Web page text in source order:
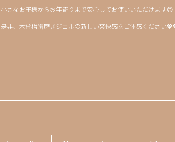
小さなお子様からお年寄りまで安心してお使いいただけます😊
是非、木曾檜歯磨きジェルの新しい爽快感をご体感ください